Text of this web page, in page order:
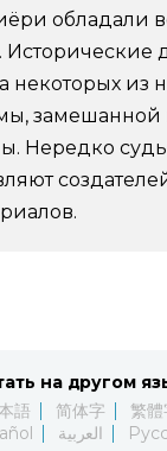
обладали
Исторические
некоторых из
замешанной
Нередко
на другом
語 简体字 繁體
العربية